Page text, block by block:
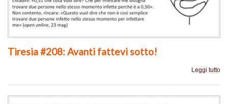
Tiresia #208: Avanti fattevi sotto!
Leggi tutto